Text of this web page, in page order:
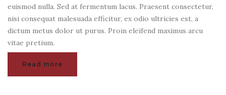
euismod nulla. Sed at fermentum lacus. Praesent consectetur,
nisi consequat malesuada efficitur, ex odio ultricies est, a
dictum metus dolor ut purus. Proin eleifend maximus arcu
vitae pretium.
Read more